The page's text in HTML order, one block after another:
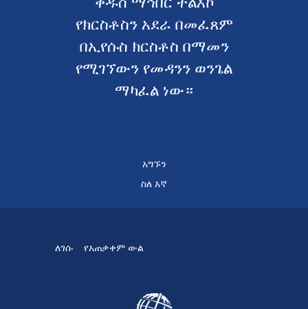
የክርስቶስን አደራ በመፈጸም
በኢየሱስ ክርስቶስ በማመን
የሚገኘውን የመዳንን ወንጌል
ማካፈል ነው።
አግኙን
ስለ እኛ
ለገሱ የአጠቃቀም ውል